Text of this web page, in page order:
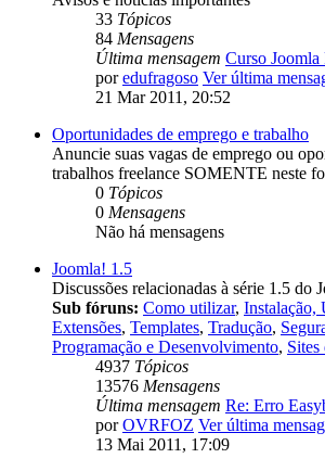
33 Tópicos
84 Mensagens
Última mensagem Curso Joomla
poredufragoso Ver última
21 Mar 2011, 20:52
Oportunidades de emprego e trabalho
Anuncie suas vagas de emprego ou
trabalhos freelance SOMENTE neste
0 Tópicos
0 Mensagens
Não há mensagens
Joomla! 1.5
Discussões relacionadas à série 1.5 do
Sub fóruns: Como utilizar, Instalação,
Extensões, Templates, Tradução,
Programação e Desenvolvimento, Sites
4937 Tópicos
13576 Mensagens
Última mensagem Re: Erro
porOVRFOZ Ver última
13 Mai 2011, 17:09